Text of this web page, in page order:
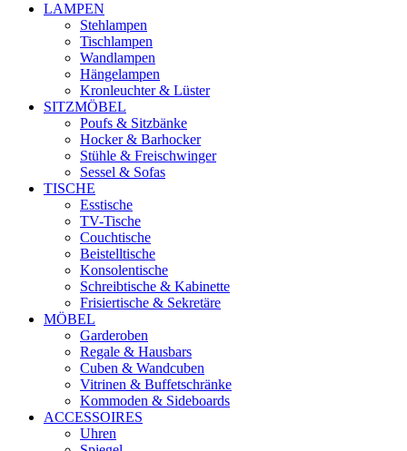
LAMPEN
Stehlampen
Tischlampen
Wandlampen
Hängelampen
Kronleuchter & Lüster
SITZMÖBEL
Poufs & Sitzbänke
Hocker & Barhocker
Stühle & Freischwinger
Sessel & Sofas
TISCHE
Esstische
TV-Tische
Couchtische
Beistelltische
Konsolentische
Schreibtische & Kabinette
Frisiertische & Sekretäre
MÖBEL
Garderoben
Regale & Hausbars
Cuben & Wandcuben
Vitrinen & Buffetschränke
Kommoden & Sideboards
ACCESSOIRES
Uhren